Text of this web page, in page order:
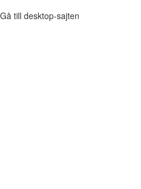
Gå till desktop-sajten